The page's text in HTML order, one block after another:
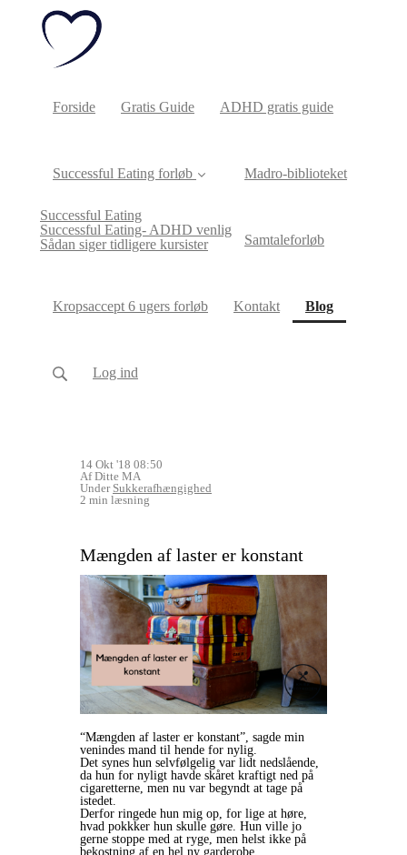
Forside Gratis Guide ADHD gratis guide
Successful Eating forløb
Successful Eating
Successful Eating- ADHD venlig
Sådan siger tidligere kursister
Madro-biblioteket
Samtaleforløb
Kropsaccept 6 ugers forløb Kontakt Blog(current)
Log ind
14 Okt '18 08:50
Af Ditte MA
Under Sukkerafhængighed
2 min læsning
Mængden af laster er konstant
“Mængden af laster er konstant”, sagde min
venindes mand til hende for nylig.
Det synes hun selvfølgelig var lidt nedslående,
da hun for nyligt havde skåret kraftigt ned på
cigaretterne, men nu var begyndt at tage på
istedet.
Derfor ringede hun mig op, for lige at høre,
hvad pokkker hun skulle gøre. Hun ville jo
gerne stoppe med at ryge, men helst ikke på
bekostning af en hel ny garderobe.